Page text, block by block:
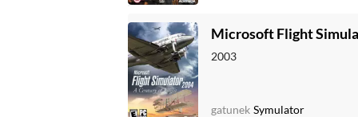
Microsoft Flight
2003
gatunek Symulator